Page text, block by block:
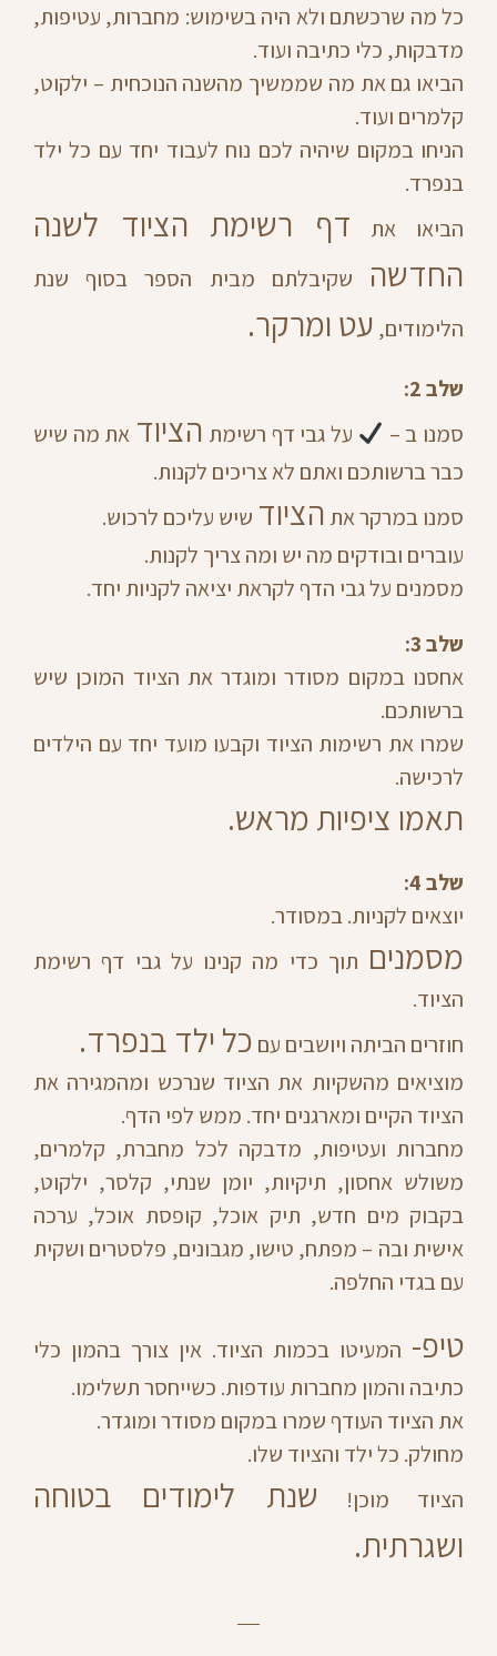
כל מה שרכשתם ולא היה בשימוש: מחברות, עטיפות,
מדבקות, כלי כתיבה ועוד.
הביאו גם את מה שממשיך מהשנה הנוכחית – ילקוט,
קלמרים ועוד.
הניחו במקום שיהיה לכם נוח לעבוד יחד עם כל ילד
בנפרד.
הביאו את דף רשימת הציוד לשנה
החדשה שקיבלתם מבית הספר בסוף שנת
הלימודים, עט ומרקר.
שלב 2:
סמנו ב –
על גבי דף רשימת הציוד את מה שיש
כבר ברשותכם ואתם לא צריכים לקנות.
סמנו במרקר את הציוד שיש עליכם לרכוש.
עוברים ובודקים מה יש ומה צריך לקנות.
מסמנים על גבי הדף לקראת יציאה לקניות יחד.
שלב 3:
אחסנו במקום מסודר ומוגדר את הציוד המוכן שיש
ברשותכם.
שמרו את רשימות הציוד וקבעו מועד יחד עם הילדים
לרכישה.
תאמו ציפיות מראש.
שלב 4:
יוצאים לקניות. במסודר.
מסמנים תוך כדי מה קנינו על גבי דף רשימת
הציוד.
חוזרים הביתה ויושבים עם כל ילד בנפרד.
מוציאים מהשקיות את הציוד שנרכש ומהמגירה את
הציוד הקיים ומארגנים יחד. ממש לפי הדף.
מחברות ועטיפות, מדבקה לכל מחברת, קלמרים,
משולש אחסון, תיקיות, יומן שנתי, קלסר, ילקוט,
בקבוק מים חדש, תיק אוכל, קופסת אוכל, ערכה
אישית ובה – מפתח, טישו, מגבונים, פלסטרים ושקית
עם בגדי החלפה.
טיפ- המעיטו בכמות הציוד. אין צורך בהמון כלי
כתיבה והמון מחברות עודפות. כשייחסר תשלימו.
את הציוד העודף שמרו במקום מסודר ומוגדר.
מחולק. כל ילד והציוד שלו.
הציוד מוכן! שנת לימודים בטוחה
ושגרתית.